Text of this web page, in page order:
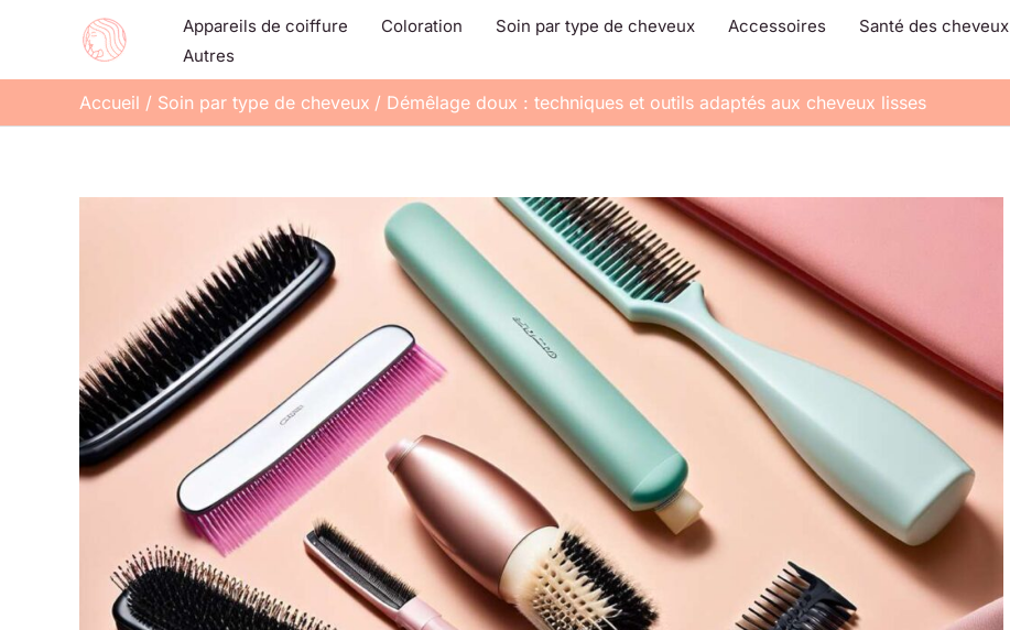
contenu
Appareils de coiffure Coloration Soin par type de cheveux Accessoires Santé des cheveux
Autres
Accueil Soin par type de cheveux Démêlage doux : techniques et outils adaptés aux cheveux lisses